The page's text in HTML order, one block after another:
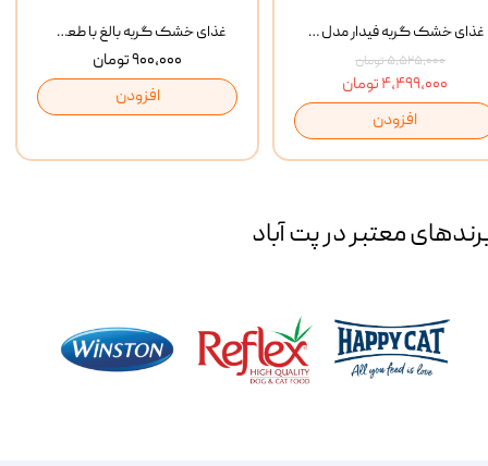
غذای خشک گربه بالغ با طعم مرغ و برنج رفلکس Reflex Multi Color Chicken And Rice وزن 1 کیلوگرم
۹۰۰,۰۰۰ تومان
افزودن
غذای خشک گربه فیدار مدل Adult وزن 10 کیلوگرم
۵,۵۲۵,۰۰۰ تومان
۴,۴۹۹,۰۰۰ تومان
افزودن
معتبر در پت آباد